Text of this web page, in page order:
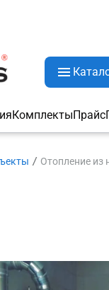
КомплектыПрайс
Отопление из